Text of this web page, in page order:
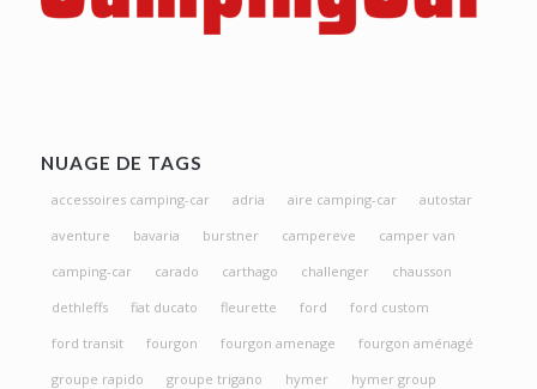
NUAGE DE TAGS
accessoires camping-car adria aire camping-car
autostar
aventure
bavaria burstner campereve
camper van
camping-car
carado carthago challenger
chausson
dethleffs
fiat ducato fleurette ford
ford custom
ford transit
fourgon fourgon amenage
fourgon aménagé
groupe rapido
groupe trigano hymer
hymer group